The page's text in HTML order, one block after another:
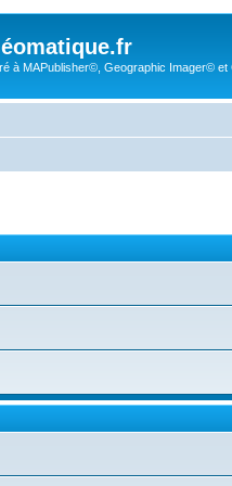
à MAPublisher©, Geographic Imager© et